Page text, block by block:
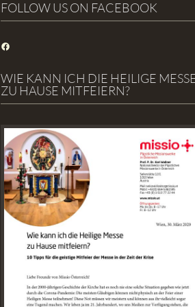
FOLLOW US ON FACEBOOK
Facebook
WIE KANN ICH DIE HEILIGE
ZU HAUSE MITFEIERN?